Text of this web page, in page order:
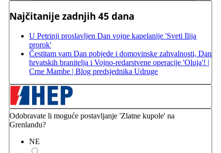
Najčitanije zadnjih 45 dana
U Petrinji proslavljen Dan vojne kapelanije 'Sveti Ilija
prorok'
Čestitam vam Dan pobjede i domovinske zahvalnosti, Dan
hrvatskih branitelja i Vojno-redarstvene operacije 'Oluja'! |
Crne Mambe | Blog predsjednika Udruge
Odobravate li moguće postavljanje 'Zlatne kupole' na
Grenlandu?
NE